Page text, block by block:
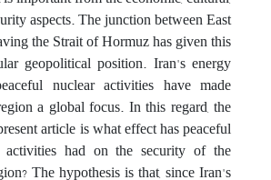
aspects. The junction between East
the Strait of Hormuz has given this
geopolitical position. Iran's energy
nuclear activities have made
a global focus. In this regard, the
article is what effect has peaceful
activities had on the security of the
The hypothesis is that, since Iran's